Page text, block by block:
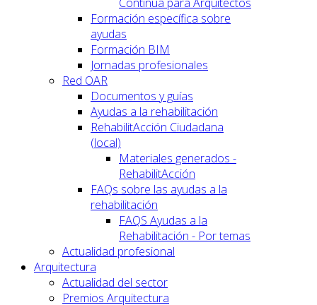
Formación específica sobre
ayudas
Formación BIM
Jornadas profesionales
Red OAR
Documentos y guías
Ayudas a la rehabilitación
RehabilitAcción Ciudadana
(local)
Materiales generados -
RehabilitAcción
FAQs sobre las ayudas a la
rehabilitación
FAQS Ayudas a la
Rehabilitación - Por temas
Actualidad profesional
Arquitectura
Actualidad del sector
Premios Arquitectura